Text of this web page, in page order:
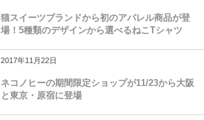
猫スイーツブランドから初のアパレル商品が登
場！5種類のデザインから選べるねこTシャツ
2017年11月22日
ネコノヒーの期間限定ショップが11/23から大阪
と東京・原宿に登場